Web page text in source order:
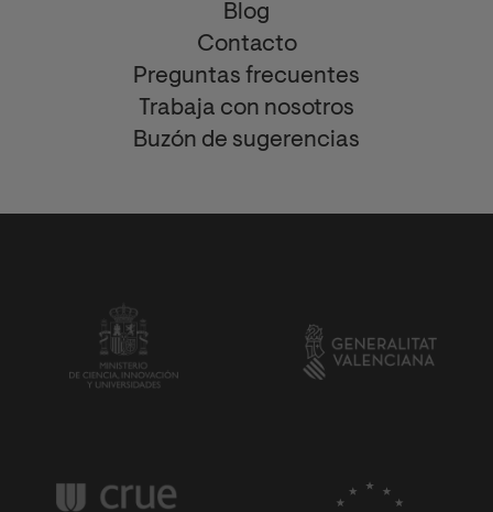
Blog
Contacto
Preguntas frecuentes
Trabaja con nosotros
Buzón de sugerencias